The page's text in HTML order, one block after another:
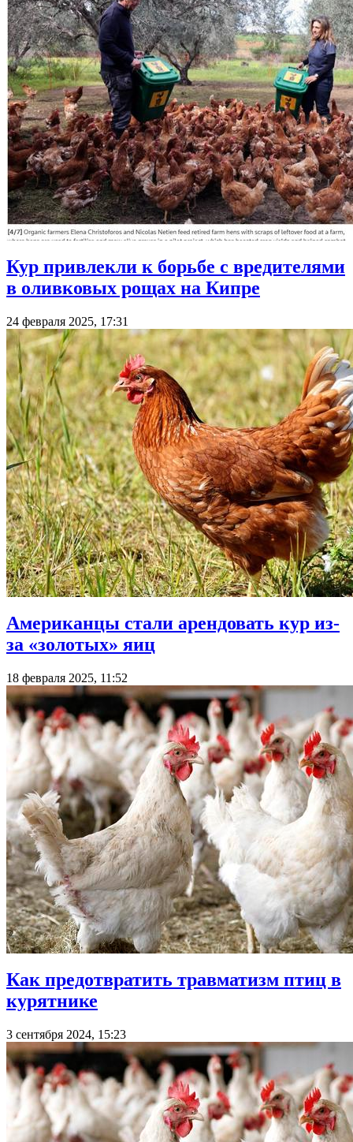
Кур привлекли к борьбе с вредителями
в оливковых рощах на Кипре
24 февраля 2025, 17:31
Американцы стали арендовать кур из-
за «золотых» яиц
18 февраля 2025, 11:52
Как предотвратить травматизм птиц в
курятнике
3 сентября 2024, 15:23